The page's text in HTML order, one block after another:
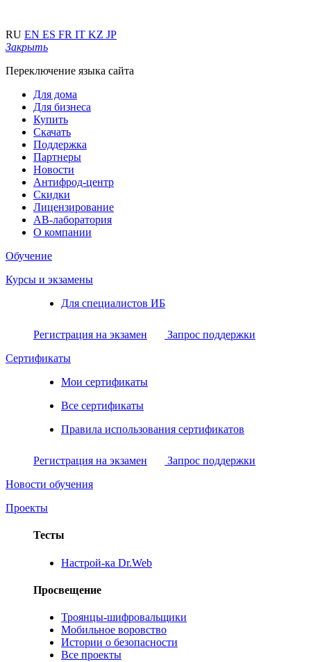
RU EN ES FR IT KZ JP
Закрыть
Переключение языка сайта
Для дома
Для бизнеса
Купить
Скачать
Поддержка
Партнеры
Новости
Антифрод-центр
Скидки
Лицензирование
АВ-лаборатория
О компании
Обучение
Курсы и экзамены
Для специалистов ИБ
Регистрация на экзамен
Запрос поддержки
Сертификаты
Мои сертификаты
Все сертификаты
Правила использования сертификатов
Регистрация на экзамен
Запрос поддержки
Новости обучения
Проекты
Тесты
Настрой-ка Dr.Web
Просвещение
Троянцы-шифровальщики
Мобильное воровство
Истории о безопасности
Все проекты